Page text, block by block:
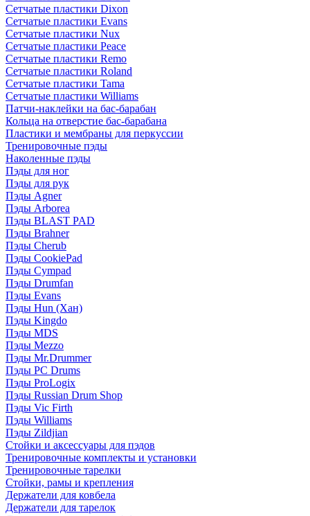
Сетчатые пластики Dixon
Сетчатые пластики Evans
Сетчатые пластики Nux
Сетчатые пластики Peace
Сетчатые пластики Remo
Сетчатые пластики Roland
Сетчатые пластики Tama
Сетчатые пластики Williams
Патчи-наклейки на бас-барабан
Кольца на отверстие бас-барабана
Пластики и мембраны для перкуссии
Тренировочные пэды
Наколенные пэды
Пэды для ног
Пэды для рук
Пэды Agner
Пэды Arborea
Пэды BLAST PAD
Пэды Brahner
Пэды Cherub
Пэды CookiePad
Пэды Cympad
Пэды Drumfan
Пэды Evans
Пэды Hun (Хан)
Пэды Kingdo
Пэды MDS
Пэды Mezzo
Пэды Mr.Drummer
Пэды PC Drums
Пэды ProLogix
Пэды Russian Drum Shop
Пэды Vic Firth
Пэды Williams
Пэды Zildjian
Стойки и аксессуары для пэдов
Тренировочные комплекты и установки
Тренировочные тарелки
Стойки, рамы и крепления
Держатели для ковбела
Держатели для тарелок